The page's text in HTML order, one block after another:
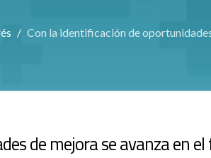
Con la identificación de
de mejora se avanza en